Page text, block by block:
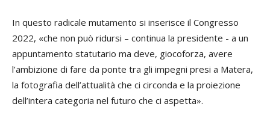
In questo radicale mutamento si inserisce il Congresso
2022, «che non può ridursi – continua la presidente - a un
appuntamento statutario ma deve, giocoforza, avere
l’ambizione di fare da ponte tra gli impegni presi a Matera,
la fotografia dell’attualità che ci circonda e la proiezione
dell’intera categoria nel futuro che ci aspetta».